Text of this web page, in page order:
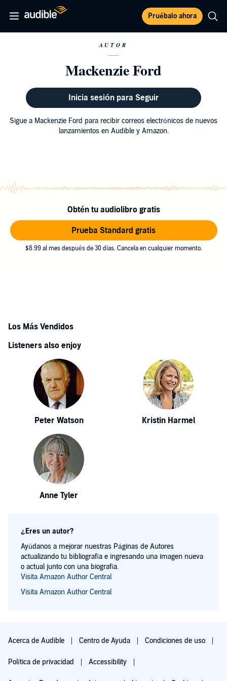
Pruébalo ahora
AUTOR
Mackenzie Ford
Inicia sesión para Seguir
Sigue a Mackenzie Ford para recibir correos electrónicos de nuevos
lanzamientos en Audible y Amazon.
Obtén tu audiolibro gratis
Prueba Standard gratis
$8.99 al mes después de 30 días. Cancela en cualquier momento.
Los Más Vendidos
Listeners also enjoy
Peter Watson Kristin Harmel
Anne Tyler
¿Eres un autor?
Ayúdanos a mejorar nuestras Páginas de Autores
actualizando tu bibliografía e ingresando una imagen nueva
o actual junto con una biografía.
Visita Amazon Author Central
Visita Amazon Author Central
Acerca de Audible Centro de Ayuda Condiciones de uso
Política de privacidad Accessibility